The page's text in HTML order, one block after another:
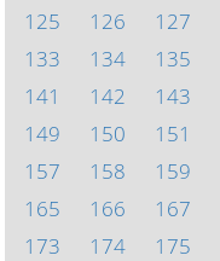
125
126 127
133
134 135
141
142 143
149
150 151
157
158 159
165
166 167
173
174 175